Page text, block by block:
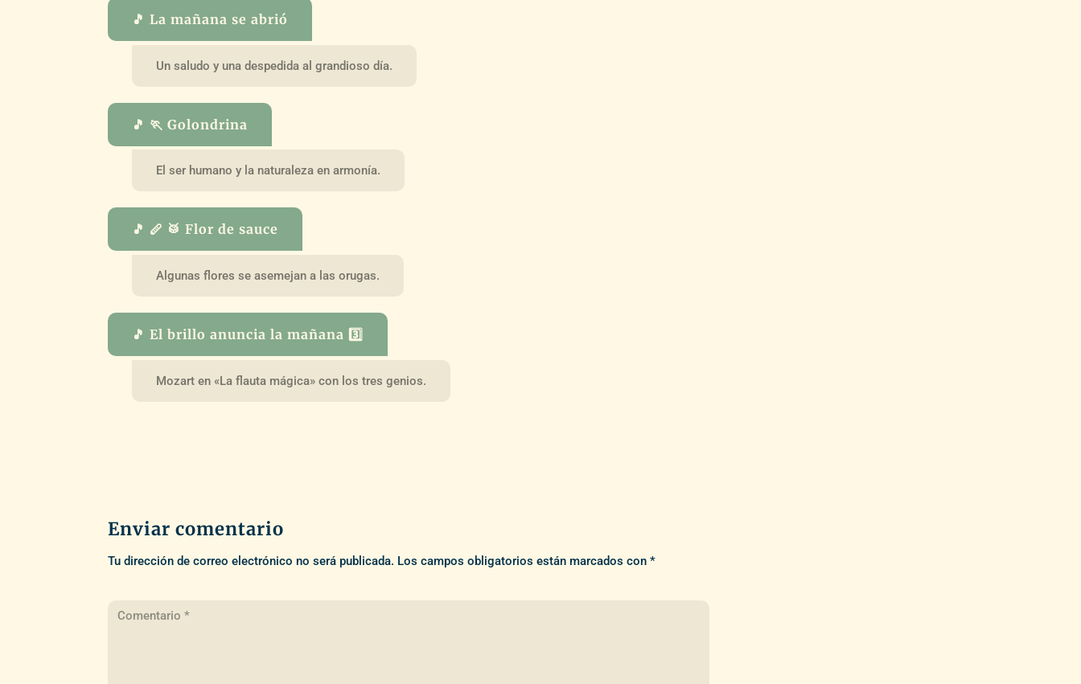
🎵 La mañana se abrió
Un saludo y una despedida al grandioso día.
🎵 🏃 Golondrina
El ser humano y la naturaleza en armonía.
🎵 🪈 🥁 Flor de sauce
Algunas flores se asemejan a las orugas.
🎵 El brillo anuncia la mañana 3️⃣
Mozart en «La flauta mágica» con los tres genios.
Enviar comentario
Tu dirección de correo electrónico no será publicada. Los campos obligatorios están marcados con*